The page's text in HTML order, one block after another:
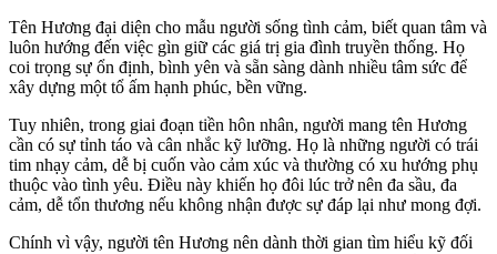
Tên Hương đại diện cho mẫu người sống tình cảm, biết quan tâm và
luôn hướng đến việc gìn giữ các giá trị gia đình truyền thống. Họ
coi trọng sự ổn định, bình yên và sẵn sàng dành nhiều tâm sức để
xây dựng một tổ ấm hạnh phúc, bền vững.
Tuy nhiên, trong giai đoạn tiền hôn nhân, người mang tên Hương
cần có sự tỉnh táo và cân nhắc kỹ lưỡng. Họ là những người có trái
tim nhạy cảm, dễ bị cuốn vào cảm xúc và thường có xu hướng phụ
thuộc vào tình yêu. Điều này khiến họ đôi lúc trở nên đa sầu, đa
cảm, dễ tổn thương nếu không nhận được sự đáp lại như mong đợi.
Chính vì vậy, người tên Hương nên dành thời gian tìm hiểu kỹ đối